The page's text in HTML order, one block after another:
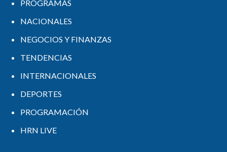
PROGRAMAS
NACIONALES
NEGOCIOS Y FINANZAS
TENDENCIAS
INTERNACIONALES
DEPORTES
PROGRAMACIÓN
HRN LIVE